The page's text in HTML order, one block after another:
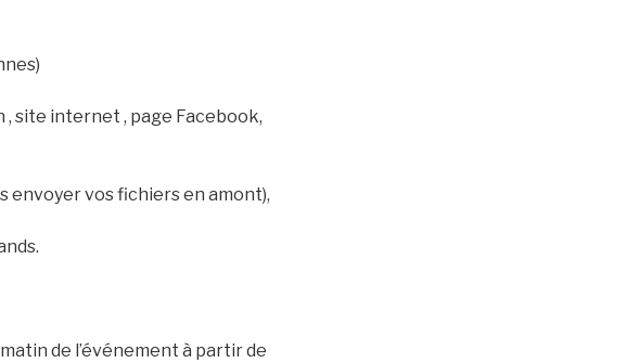
site internet , page Facebook,
envoyer vos fichiers en amont),
de l’événement à partir de